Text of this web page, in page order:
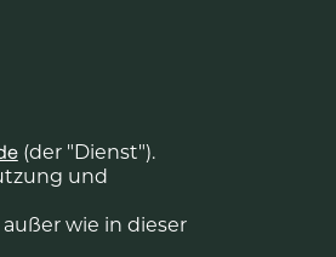
(der "Dienst").
und
wie in dieser